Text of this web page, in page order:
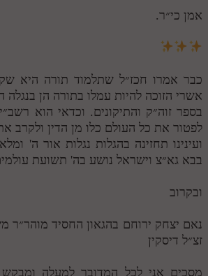
אמן כי״ר.
כבר אמרו חכז״ל שתלמוד תורה היא
אשרי הזוכה להיות עמלו בתורה הן בנגלה
בספר זוה״ק והתיקונים. וכדאי הוא
לפטור את כל העולם כלו מן הדין ולקרב
ועינינו תחזינה בהגלות נגלות אור ה'
בבא גא״צ וישראל נושע בה' תשועת
ובקרוב
נאם יצחק ירוחם בהגאון החסיד מוהר״ר
זצ״ל דיסקין
מסכים אני לכל המדובר למעלה